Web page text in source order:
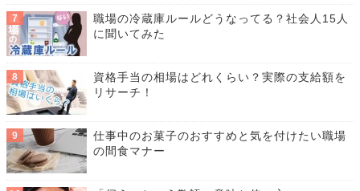
職場の冷蔵庫ルールどうなってる？社会人15人
に聞いてみた
資格手当の相場はどれくらい？実際の支給額を
リサーチ！
仕事中のお菓子のおすすめと気を付けたい職場
の間食マナー